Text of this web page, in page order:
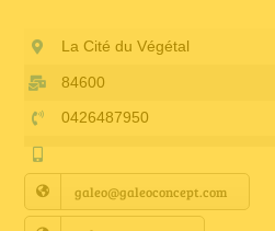
Petites annonces
Annuaire Fournisseurs
Actualités
La Cité du Végétal
84600
0426487950
galeo@galeoconcept.com